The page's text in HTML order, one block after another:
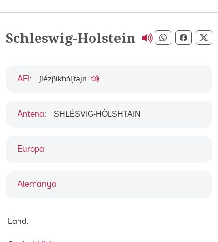
Schleswig-Holstein Compartir
Europa
Alemanya
AFI : ʃlézβikhɔ́lʃtajn
Antena: SHLÉSVIG-HÒLSHTAIN
Land.